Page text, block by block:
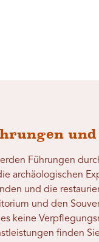
Führungen
archäologischen
und die
und den
keine
finden